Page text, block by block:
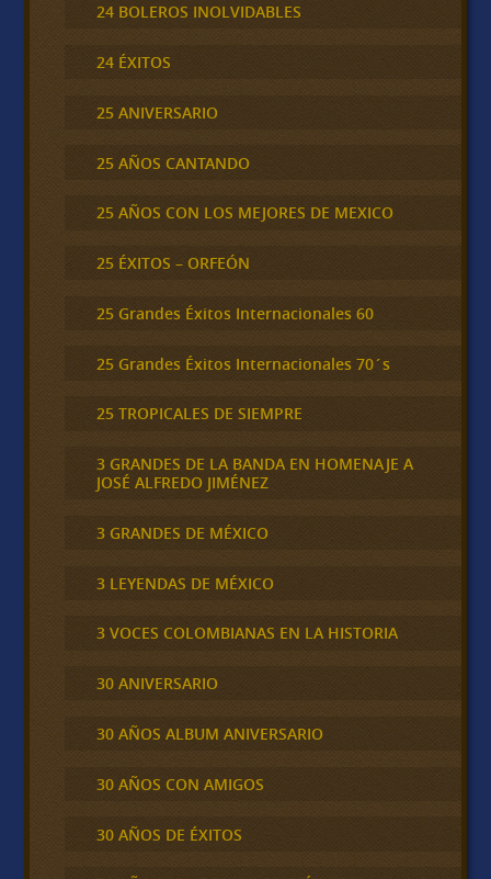
24 BOLEROS INOLVIDABLES
24 ÉXITOS
25 ANIVERSARIO
25 AÑOS CANTANDO
25 AÑOS CON LOS MEJORES DE MEXICO
25 ÉXITOS – ORFEÓN
25 Grandes Éxitos Internacionales 60
25 Grandes Éxitos Internacionales 70´s
25 TROPICALES DE SIEMPRE
3 GRANDES DE LA BANDA EN HOMENAJE A
JOSÉ ALFREDO JIMÉNEZ
3 GRANDES DE MÉXICO
3 LEYENDAS DE MÉXICO
3 VOCES COLOMBIANAS EN LA HISTORIA
30 ANIVERSARIO
30 AÑOS ALBUM ANIVERSARIO
30 AÑOS CON AMIGOS
30 AÑOS DE ÉXITOS